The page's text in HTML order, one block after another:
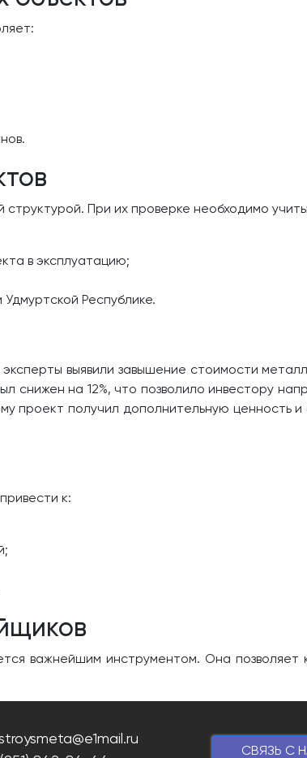
При их проверке необходимо
в эксплуатацию;
Республике.
выявили завышение стоимости
на 12%, что позволило инвестору
проект получил дополнительную ценность
к:
важнейшим инструментом. Она позволяет
CВЯЗЬ С